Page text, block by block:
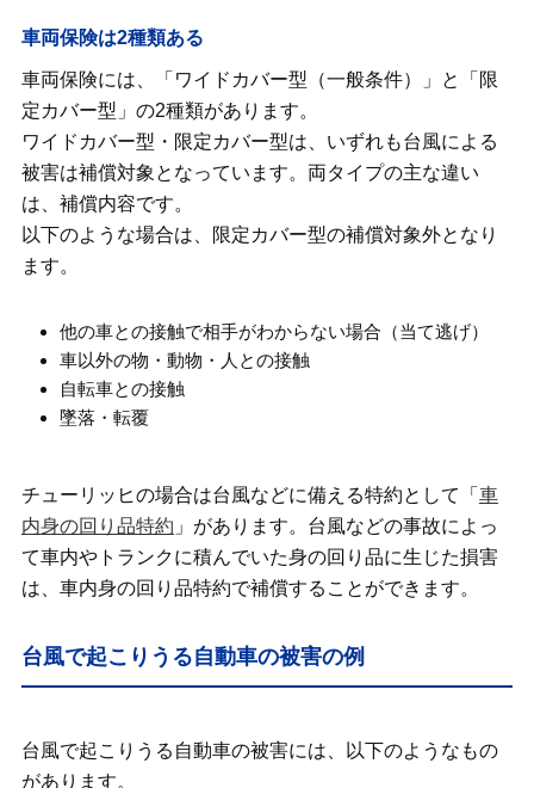
車両保険は2種類ある
車両保険には、「ワイドカバー型（一般条件）」と「限
定カバー型」の2種類があります。
ワイドカバー型・限定カバー型は、いずれも台風による
被害は補償対象となっています。両タイプの主な違い
は、補償内容です。
以下のような場合は、限定カバー型の補償対象外となり
ます。
他の車との接触で相手がわからない場合（当て逃げ）
車以外の物・動物・人との接触
自転車との接触
墜落・転覆
チューリッヒの場合は台風などに備える特約として「 車
内身の回り品特約 」があります。台風などの事故によっ
て車内やトランクに積んでいた身の回り品に生じた損害
は、車内身の回り品特約で補償することができます。
台風で起こりうる自動車の被害の例
台風で起こりうる自動車の被害には、以下のようなもの
があります。